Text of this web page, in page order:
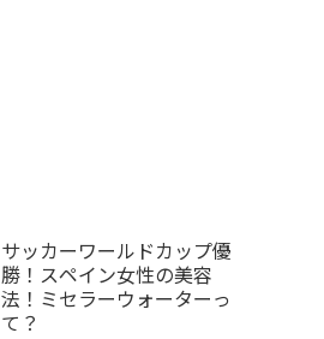
サッカーワールドカップ優
勝！スペイン女性の美容
法！ミセラーウォーターっ
て？